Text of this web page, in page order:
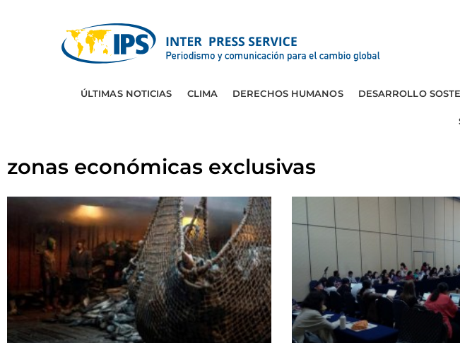
ÚLTIMAS NOTICIAS CLIMA DERECHOS HUMANOS DESARROLLO
zonas económicas exclusivas